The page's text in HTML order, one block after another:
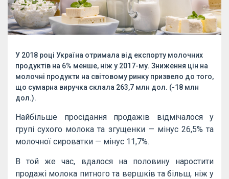
У 2018 році Україна отримала від експорту молочних
продуктів на 6% менше, ніж у 2017-му. Зниження цін на
молочні продукти на світовому ринку призвело до того,
що сумарна виручка склала 263,7 млн дол. (-18 млн
дол.).
Найбільше просідання продажів відмічалося у
групі сухого молока та згущенки — мінус 26,5% та
молочної сироватки — мінус 11,7%.
В той же час, вдалося на половину наростити
продажі молока питного та вершків та більш, ніж у